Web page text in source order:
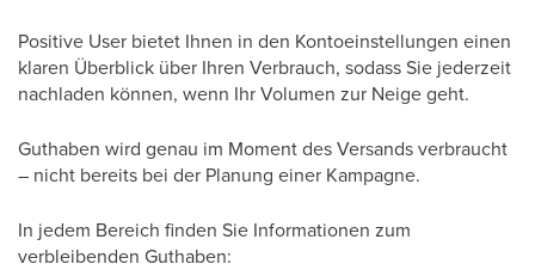
Positive User bietet Ihnen in den Kontoeinstellungen einen
klaren Überblick über Ihren Verbrauch, sodass Sie jederzeit
nachladen können, wenn Ihr Volumen zur Neige geht.
Guthaben wird genau im Moment des Versands verbraucht
– nicht bereits bei der Planung einer Kampagne.
In jedem Bereich finden Sie Informationen zum
verbleibenden Guthaben: